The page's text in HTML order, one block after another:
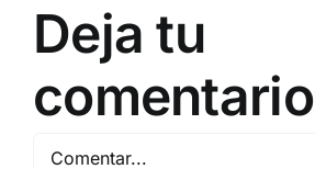
Deja tu
comentario
Comentar